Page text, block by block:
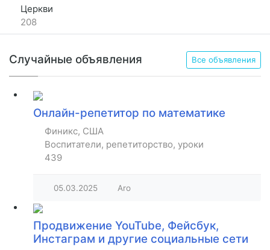
Церкви
208
Случайные объявления Все объявления
Онлайн-репетитор по математике
Финикс, США
Воспитатели, репетиторство, уроки
439
05.03.2025 Aro
Продвижение YouTube, Фейсбук,
Инстаграм и другие социальные сети